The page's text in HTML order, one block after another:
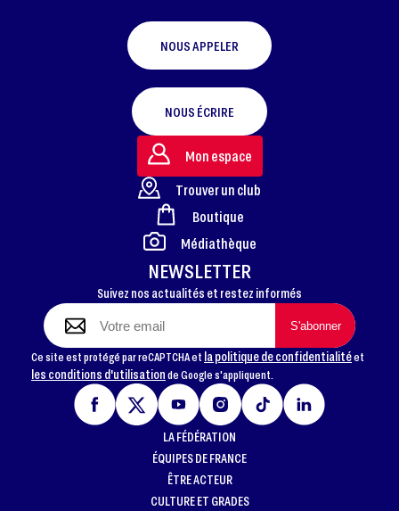
FOOTER
NOUS APPELER
NOUS ÉCRIRE
NEWSLETTER
Suivez nos actualités et restez informés
Ce site est protégé par reCAPTCHA et la politique de confidentialitéet
les conditions d'utilisationde Google s'appliquent.
Mon espace
Trouver un club
Boutique
Médiathèque
LA FÉDÉRATION
ÉQUIPES DE FRANCE
ÊTRE ACTEUR
CULTURE ET GRADES